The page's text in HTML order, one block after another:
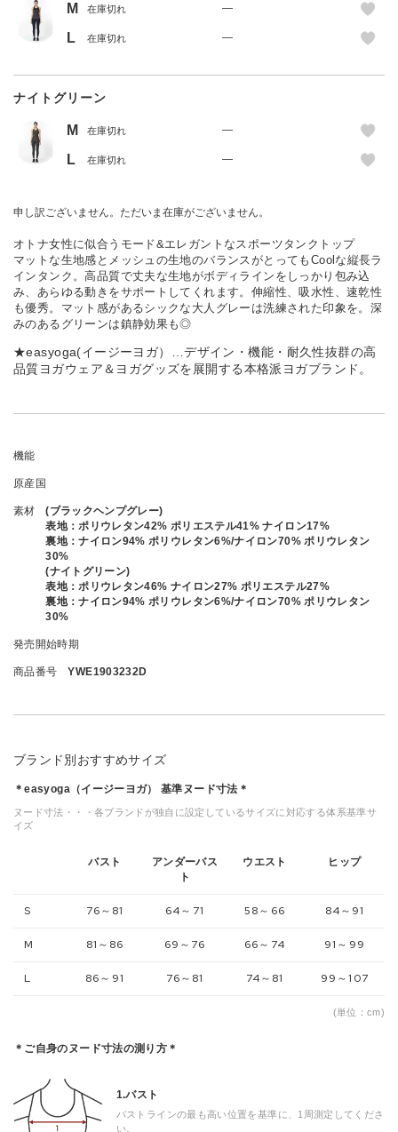
M 在庫切れ —
L 在庫切れ —
ナイトグリーン
M 在庫切れ —
L 在庫切れ —
申し訳ございません。ただいま在庫がございません。
オトナ女性に似合うモード&エレガントなスポーツタンクトップ
マットな生地感とメッシュの生地のバランスがとってもCoolな縦長ラ
インタンク。高品質で丈夫な生地がボディラインをしっかり包み込
み、あらゆる動きをサポートしてくれます。伸縮性、吸水性、速乾性
も優秀。マット感があるシックな大人グレーは洗練された印象を。深
みのあるグリーンは鎮静効果も◎
★easyoga(イージーヨガ）…デザイン・機能・耐久性抜群の高
品質ヨガウェア＆ヨガグッズを展開する本格派ヨガブランド。
機能
原産国
素材
(ブラックヘンプグレー)
表地：ポリウレタン42% ポリエステル41% ナイロン17%
裏地：ナイロン94% ポリウレタン6%/ナイロン70% ポリウレタン
30%
(ナイトグリーン)
表地：ポリウレタン46% ナイロン27% ポリエステル27%
裏地：ナイロン94% ポリウレタン6%/ナイロン70% ポリウレタン
30%
発売開始時期
商品番号 YWE1903232D
ブランド別おすすめサイズ
＊easyoga（イージーヨガ） 基準ヌード寸法＊
ヌード寸法・・・各ブランドが独自に設定しているサイズに対応する体系基準サ
イズ
バスト
アンダーバス
ト
ウエスト ヒップ
S 76～81 64～71 58～66 84～91
M 81～86 69～76 66～74 91～99
L 86～91 76～81 74～81 99～107
(単位：cm)
＊ご自身のヌード寸法の測り方＊
1.バスト
バストラインの最も高い位置を基準に、1周測定してくださ
い。